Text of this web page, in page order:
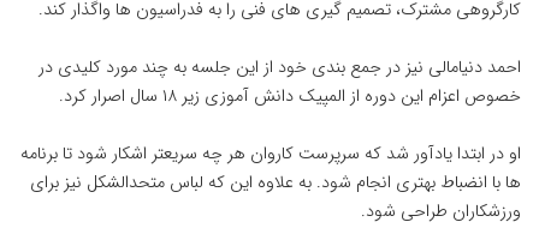
کارگروهی مشترک، تصمیم گیری های فنی را به فدراسیون ها واگذار کند.
احمد دنیامالی نیز در جمع بندی خود از این جلسه به چند مورد کلیدی در
خصوص اعزام این دوره از المپیک دانش آموزی زیر ۱۸ سال اصرار کرد.
او در ابتدا یادآور شد که سرپرست کاروان هر چه سریعتر اشکار شود تا برنامه
ها با انضباط بهتری انجام شود. به علاوه این که لباس متحدالشکل نیز برای
ورزشکاران طراحی شود.